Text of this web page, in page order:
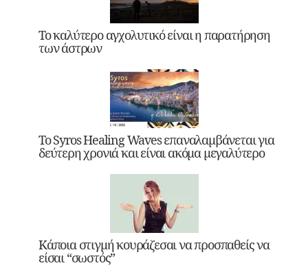
Το καλύτερο αγχολυτικό είναι η παρατήρηση
των άστρων
Το Syros Healing Waves επαναλαμβάνεται για
δεύτερη χρονιά και είναι ακόμα μεγαλύτερο
Κάποια στιγμή κουράζεσαι να προσπαθείς να
είσαι “σωστός”